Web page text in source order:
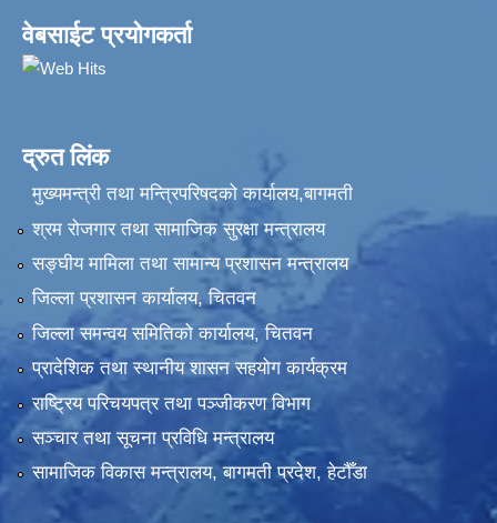
वेबसाईट प्रयोगकर्ता
द्रुत लिंक
मुख्यमन्त्री तथा मन्त्रिपरिषदको कार्यालय,बागमती
श्रम रोजगार तथा सामाजिक सुरक्षा मन्त्रालय
सङ्‍घीय मामिला तथा सामान्य प्रशासन मन्त्रालय
जिल्ला प्रशासन कार्यालय, चितवन
जिल्ला समन्वय समितिको कार्यालय, चितवन
प्रादेशिक तथा स्थानीय शासन सहयोग कार्यक्रम
राष्ट्रिय परिचयपत्र तथा पञ्‍जीकरण विभाग
सञ्‍चार तथा सूचना प्रविधि मन्त्रालय
सामाजिक विकास मन्त्रालय, बागमती प्रदेश, हेटौँडा